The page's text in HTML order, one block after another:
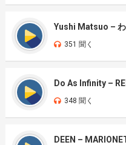
Yushi Matsuo –
351 聞く
Do As Infinity –
348 聞く
DEEN –